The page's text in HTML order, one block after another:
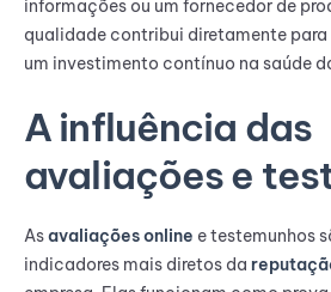
informações ou um fornecedor de
qualidade contribui diretamente
um investimento contínuo na saúde
A influência das
avaliações e
Asavaliações online e testemunhos
indicadores mais diretos da